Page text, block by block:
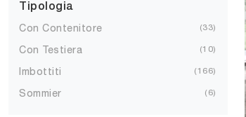
Tipologia
Con Contenitore 33
Con Testiera 10
Imbottiti 166
Sommier 6